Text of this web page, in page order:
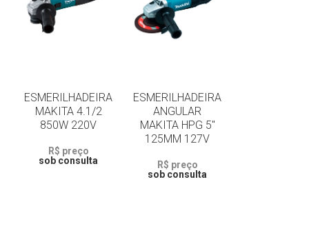
ESMERILHADEIRA
MAKITA 4.1/2
850W 220V
R$ preço
sob consulta
ESMERILHADEIRA
ANGULAR
MAKITA HPG 5"
125MM 127V
R$ preço
sob consulta